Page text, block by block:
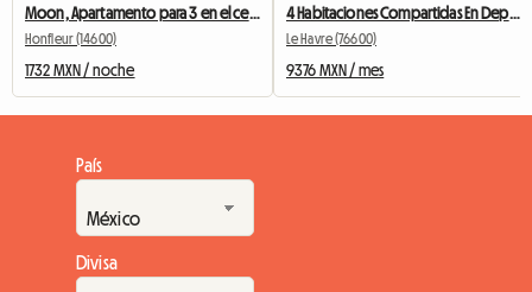
Moon, Apartamento para 3 en el centro de Honfleur / 2 habitaciones
Honfleur (14600)
1732 MXN / noche
4 Habitaciones Compartidas En Departamento Amueblado
Le Havre (76600)
9376 MXN / mes
País
Divisa